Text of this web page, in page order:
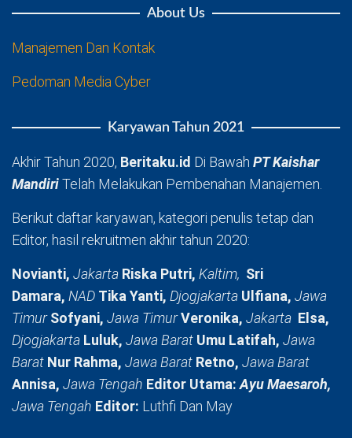
About Us
Manajemen Dan Kontak
Pedoman Media Cyber
Karyawan Tahun 2021
Akhir Tahun 2020, Beritaku.id Di Bawah PT Kaishar
MandiriTelah Melakukan Pembenahan Manajemen.
Berikut daftar karyawan, kategori penulis tetap dan
Editor, hasil rekruitmen akhir tahun 2020:
Novianti, Jakarta Riska Putri, Kaltim, Sri
Damara, NAD Tika Yanti, Djogjakarta Ulfiana, Jawa
TimurSofyani, Jawa TimurVeronika, Jakarta Elsa,
Djogjakarta Luluk, Jawa Barat Umu Latifah, Jawa
Barat Nur Rahma, Jawa Barat Retno, Jawa Barat
Annisa, Jawa Tengah Editor Utama:Ayu Maesaroh,
Jawa Tengah Editor: Luthfi Dan May